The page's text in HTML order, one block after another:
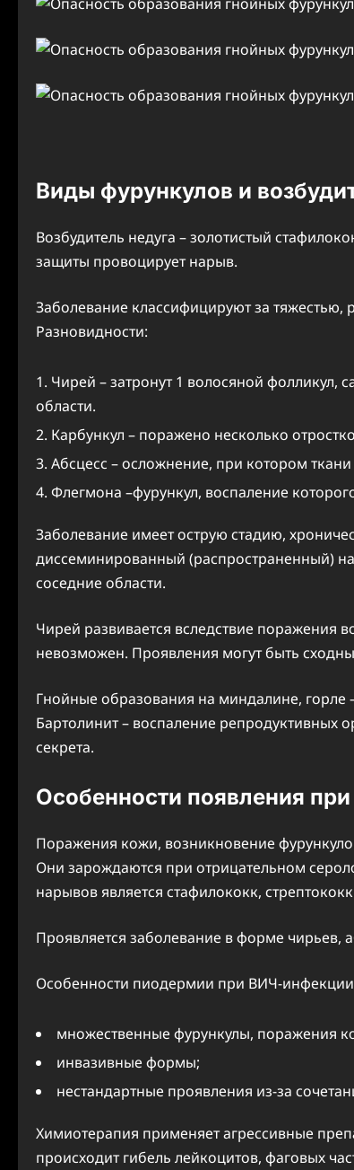
Виды фурункулов и
Возбудитель недуга – золотистый
защиты провоцирует нарыв.
Заболевание классифицируют за тяжестью,
Разновидности:
Чирей – затронут 1 волосяной фолликул,
области.
Карбункул – поражено несколько
Абсцесс – осложнение, при котором
Флегмона –фурункул, воспаление
Заболевание имеет острую стадию,
диссеминированный (распространенный)
соседние области.
Чирей развивается вследствие поражения
невозможен. Проявления могут быть
Гнойные образования на миндалине, горле
Бартолинит – воспаление репродуктивных
секрета.
Особенности появления
Поражения кожи, возникновение
Они зарождаются при отрицательном
нарывов является стафилококк,
Проявляется заболевание в форме чирьев,
Особенности пиодермии при ВИЧ-
множественные фурункулы, поражения
инвазивные формы;
нестандартные проявления из-за
Химиотерапия применяет агрессивные
происходит гибель лейкоцитов, фаговых